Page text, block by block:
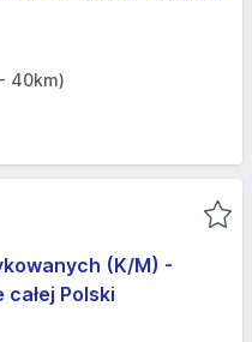
40km)
(K/M) -
Polski